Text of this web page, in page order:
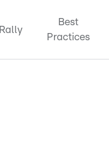
Rally
Best
Practices